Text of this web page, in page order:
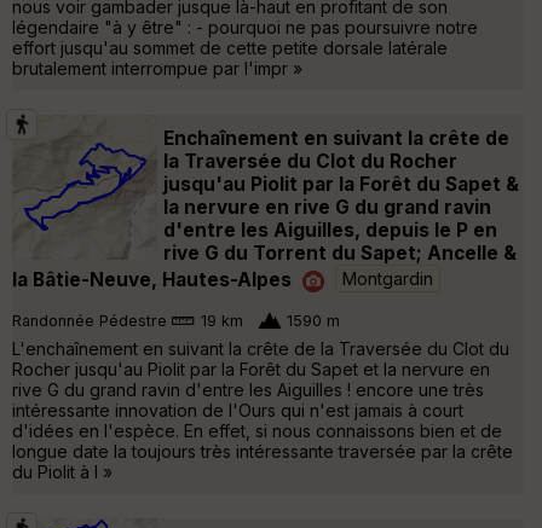
nous voir gambader jusque là-haut en profitant de son
légendaire "à y être" : - pourquoi ne pas poursuivre notre
effort jusqu'au sommet de cette petite dorsale latérale
brutalement interrompue par l'impr »
Enchaînement en suivant la crête de
la Traversée du Clot du Rocher
jusqu'au Piolit par la Forêt du Sapet &
la nervure en rive G du grand ravin
d'entre les Aiguilles, depuis le P en
rive G du Torrent du Sapet; Ancelle &
la Bâtie-Neuve, Hautes-Alpes
Montgardin
Randonnée Pédestre 19 km 1590 m
L'enchaînement en suivant la crête de la Traversée du Clot du
Rocher jusqu'au Piolit par la Forêt du Sapet et la nervure en
rive G du grand ravin d'entre les Aiguilles ! encore une très
intéressante innovation de l'Ours qui n'est jamais à court
d'idées en l'espèce. En effet, si nous connaissons bien et de
longue date la toujours très intéressante traversée par la crête
du Piolit à l »